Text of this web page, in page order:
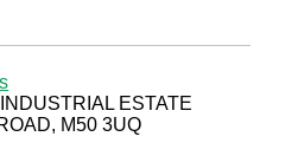
ESTATE
M50 3UQ